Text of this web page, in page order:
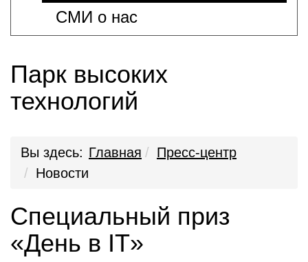
СМИ о нас
Парк высоких
технологий
Вы здесь: Главная
Пресс-центр
Новости
Специальный приз
«День в IT»